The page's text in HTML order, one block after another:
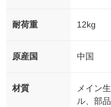
耐荷重 12kg
原産国 中国
材質
メイン
ル、部